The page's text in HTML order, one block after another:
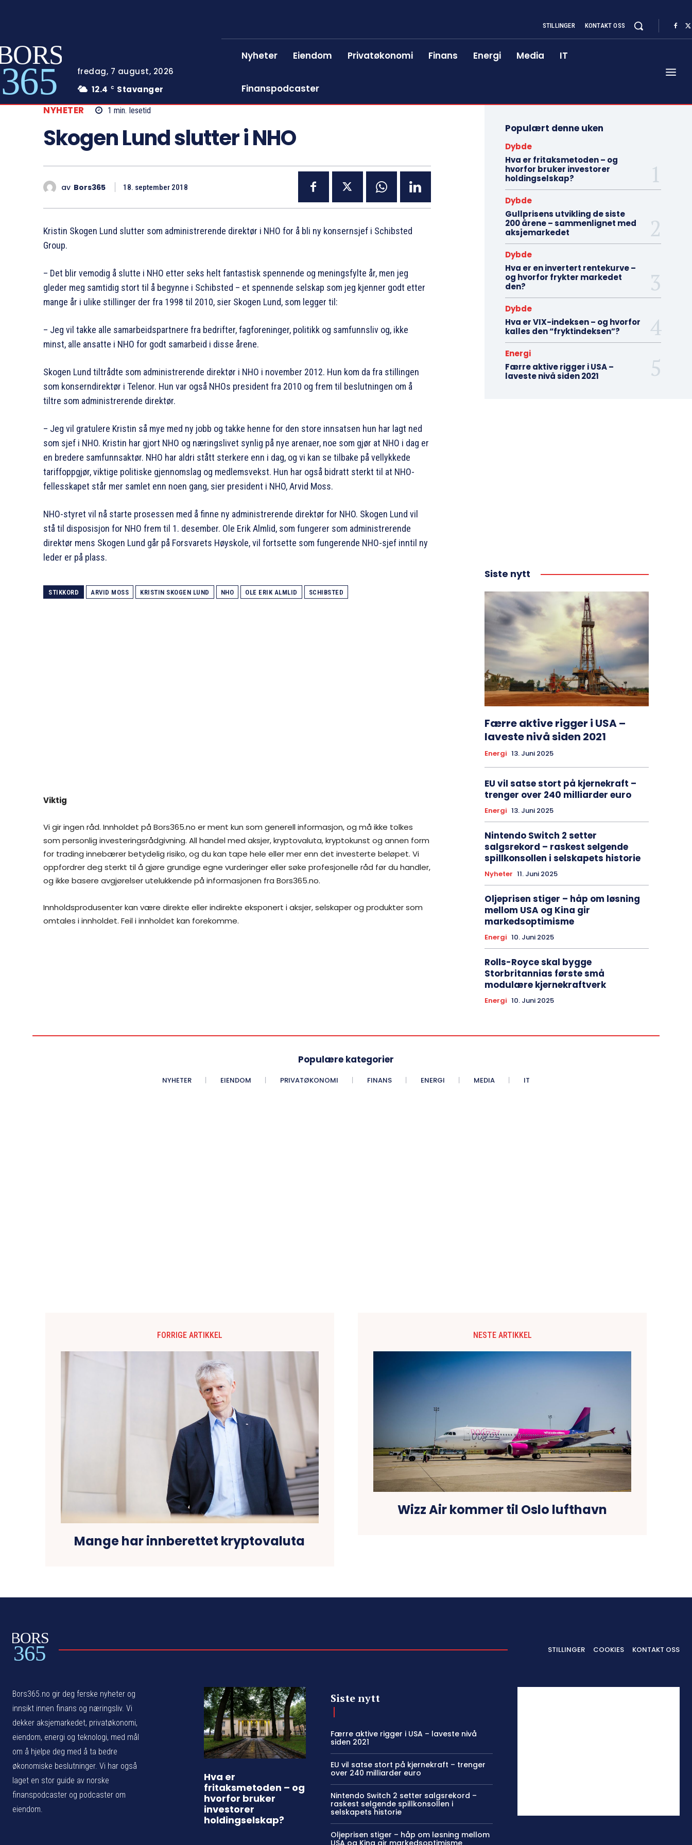
365
fredag, 7 august, 2026
12.4
C Stavanger
STILLINGER KONTAKT OSS
Nyheter Eiendom Privatøkonomi Finans Energi Media IT
Finanspodcaster
NYHETER
1 min. lesetid
Skogen Lund slutter i NHO
av Bors365 18. september 2018
Kristin Skogen Lund slutter som administrerende direktør i NHO for å bli ny konsernsjef i Schibsted
Group.
– Det blir vemodig å slutte i NHO etter seks helt fantastisk spennende og meningsfylte år, men jeg
gleder meg samtidig stort til å begynne i Schibsted – et spennende selskap som jeg kjenner godt etter
mange år i ulike stillinger der fra 1998 til 2010, sier Skogen Lund, som legger til:
– Jeg vil takke alle samarbeidspartnere fra bedrifter, fagforeninger, politikk og samfunnsliv og, ikke
minst, alle ansatte i NHO for godt samarbeid i disse årene.
Skogen Lund tiltrådte som administrerende direktør i NHO i november 2012. Hun kom da fra stillingen
som konserndirektør i Telenor. Hun var også NHOs president fra 2010 og frem til beslutningen om å
tiltre som administrerende direktør.
– Jeg vil gratulere Kristin så mye med ny jobb og takke henne for den store innsatsen hun har lagt ned
som sjef i NHO. Kristin har gjort NHO og næringslivet synlig på nye arenaer, noe som gjør at NHO i dag er
en bredere samfunnsaktør. NHO har aldri stått sterkere enn i dag, og vi kan se tilbake på vellykkede
tariffoppgjør, viktige politiske gjennomslag og medlemsvekst. Hun har også bidratt sterkt til at NHO-
fellesskapet står mer samlet enn noen gang, sier president i NHO, Arvid Moss.
NHO-styret vil nå starte prosessen med å finne ny administrerende direktør for NHO. Skogen Lund vil
stå til disposisjon for NHO frem til 1. desember. Ole Erik Almlid, som fungerer som administrerende
direktør mens Skogen Lund går på Forsvarets Høyskole, vil fortsette som fungerende NHO-sjef inntil ny
leder er på plass.
STIKKORD ARVID MOSS KRISTIN SKOGEN LUND NHO OLE ERIK ALMLID SCHIBSTED
Viktig
Vi gir ingen råd. Innholdet på Bors365.no er ment kun som generell informasjon, og må ikke tolkes
som personlig investeringsrådgivning. All handel med aksjer, kryptovaluta, kryptokunst og annen form
for trading innebærer betydelig risiko, og du kan tape hele eller mer enn det investerte beløpet. Vi
oppfordrer deg sterkt til å gjøre grundige egne vurderinger eller søke profesjonelle råd før du handler,
og ikke basere avgjørelser utelukkende på informasjonen fra Bors365.no.
Innholdsprodusenter kan være direkte eller indirekte eksponert i aksjer, selskaper og produkter som
omtales i innholdet. Feil i innholdet kan forekomme.
Populært denne uken
Dybde
Hva er fritaksmetoden – og
hvorfor bruker investorer
holdingselskap?
Dybde
Gullprisens utvikling de siste
200 årene – sammenlignet med
aksjemarkedet
Dybde
Hva er en invertert rentekurve –
og hvorfor frykter markedet
den?
Dybde
Hva er VIX-indeksen – og hvorfor
kalles den “fryktindeksen”?
Energi
Færre aktive rigger i USA –
laveste nivå siden 2021
Siste nytt
Færre aktive rigger i USA –
laveste nivå siden 2021
Energi 13. Juni 2025
EU vil satse stort på kjernekraft –
trenger over 240 milliarder euro
Energi 13. Juni 2025
Nintendo Switch 2 setter
salgsrekord – raskest selgende
spillkonsollen i selskapets historie
Nyheter 11. Juni 2025
Oljeprisen stiger – håp om løsning
mellom USA og Kina gir
markedsoptimisme
Energi 10. Juni 2025
Rolls-Royce skal bygge
Storbritannias første små
modulære kjernekraftverk
Energi 10. Juni 2025
Populære kategorier
NYHETER EIENDOM PRIVATØKONOMI FINANS ENERGI MEDIA IT
FORRIGE ARTIKKEL
Mange har innberettet kryptovaluta
NESTE ARTIKKEL
Wizz Air kommer til Oslo lufthavn
BORS
365 STILLINGER COOKIES KONTAKT OSS
Bors365.no gir deg ferske nyheter og
innsikt innen finans og næringsliv. Vi
dekker aksjemarkedet, privatøkonomi,
eiendom, energi og teknologi, med mål
om å hjelpe deg med å ta bedre
økonomiske beslutninger. Vi har også
laget en stor guide av norske
finanspodcaster og podcaster om
eiendom.
Hva er
fritaksmetoden – og
hvorfor bruker
investorer
holdingselskap?
Siste nytt
Færre aktive rigger i USA – laveste nivå
siden 2021
EU vil satse stort på kjernekraft – trenger
over 240 milliarder euro
Nintendo Switch 2 setter salgsrekord –
raskest selgende spillkonsollen i
selskapets historie
Oljeprisen stiger – håp om løsning mellom